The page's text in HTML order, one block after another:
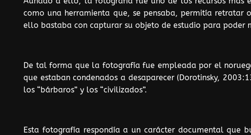
como una herramienta que, se pensaba, permitía
ello bastaba con capturar su objeto de estudio para
De tal forma que la fotografía fue empleada por el
que estaban condenados a desaparecer (Dorotinsky,
los “bárbaros” y los “civilizados”.
Esta fotografía respondía a un carácter documental que